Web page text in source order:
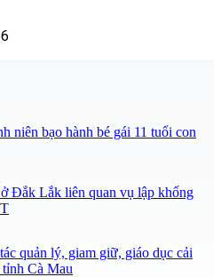
niên bạo hành bé gái 11 tuổi con
Đắk Lắk liên quan vụ lập khống
quản lý, giam giữ, giáo dục cải
tỉnh Cà Mau